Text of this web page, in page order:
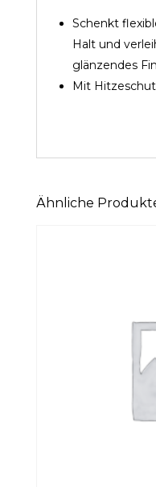
Schenkt
Halt und
glänzendes
Mit
Ähnliche